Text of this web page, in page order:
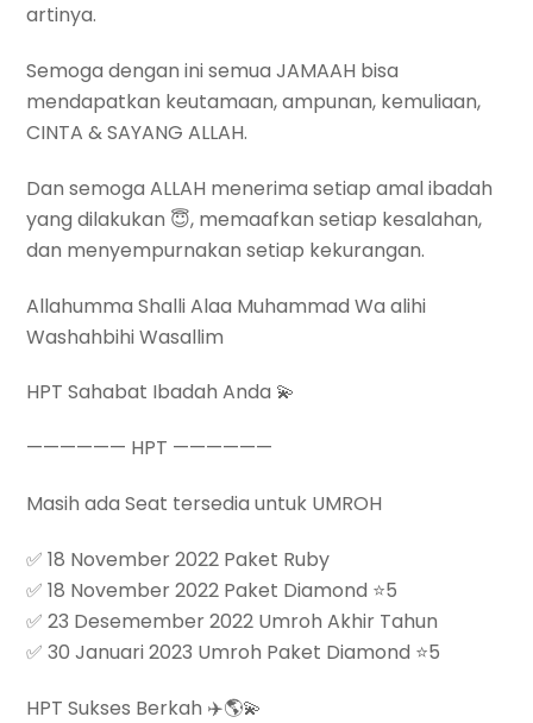
artinya.
Semoga dengan ini semua JAMAAH bisa
mendapatkan keutamaan, ampunan, kemuliaan,
CINTA & SAYANG ALLAH.
Dan semoga ALLAH menerima setiap amal ibadah
yang dilakukan 😇, memaafkan setiap kesalahan,
dan menyempurnakan setiap kekurangan.
Allahumma Shalli Alaa Muhammad Wa alihi
Washahbihi Wasallim
HPT Sahabat Ibadah Anda 💫
—————— HPT ——————
Masih ada Seat tersedia untuk UMROH
✅ 18 November 2022 Paket Ruby
✅ 18 November 2022 Paket Diamond ⭐️5
✅ 23 Desemember 2022 Umroh Akhir Tahun
✅ 30 Januari 2023 Umroh Paket Diamond ⭐️5
HPT Sukses Berkah ✈️🌎💫